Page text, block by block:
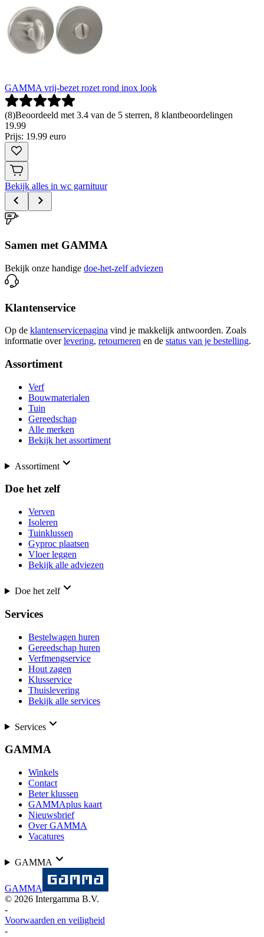
GAMMA vrij-bezet rozet rond inox look
(8)Beoordeeld met 3.4 van de 5 sterren, 8 klantbeoordelingen
19.99
Prijs: 19.99 euro
Bekijk alles in wc garnituur
Samen met GAMMA
Bekijk onze handige doe-het-zelf adviezen
Klantenservice
Op de klantenservicepagina vind je makkelijk antwoorden. Zoals
informatie over levering, retourneren en de status van je bestelling.
Assortiment
Verf
Bouwmaterialen
Tuin
Gereedschap
Alle merken
Bekijk het assortiment
Assortiment
Doe het zelf
Verven
Isoleren
Tuinklussen
Gyproc plaatsen
Vloer leggen
Bekijk alle adviezen
Doe het zelf
Services
Bestelwagen huren
Gereedschap huren
Verfmengservice
Hout zagen
Klusservice
Thuislevering
Bekijk alle services
Services
GAMMA
Winkels
Contact
Beter klussen
GAMMAplus kaart
Nieuwsbrief
Over GAMMA
Vacatures
GAMMA
GAMMA
© 2026 Intergamma B.V.
-
Voorwaarden en veiligheid
-